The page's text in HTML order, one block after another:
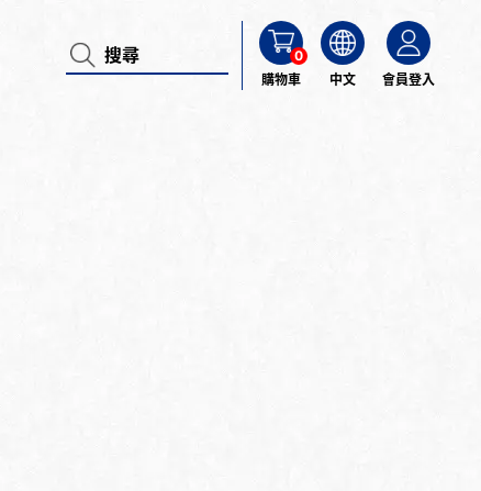
0
購物車
中文 會員登入